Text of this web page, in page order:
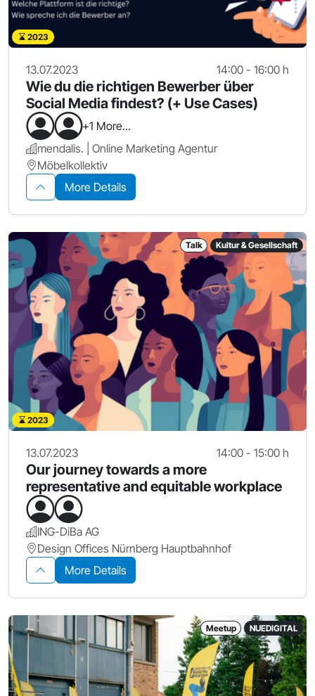
2023
13.07.2023 14:00 - 16:00 h
Wie du die richtigen Bewerber über
Social Media findest? (+ Use Cases)
+1 More...
mendalis. | Online Marketing Agentur
Möbelkollektiv
More Details
Talk Kultur & Gesellschaft
2023
13.07.2023 14:00 - 15:00 h
Our journey towards a more
representative and equitable workplace
ING-DiBa AG
Design Offices Nürnberg Hauptbahnhof
More Details
Meetup NUEDIGITAL